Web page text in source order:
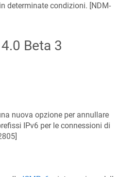
determinate condizioni. [NDM-
4.0 Beta 3
nuova opzione per annullare
IPv6 per le connessioni di
]